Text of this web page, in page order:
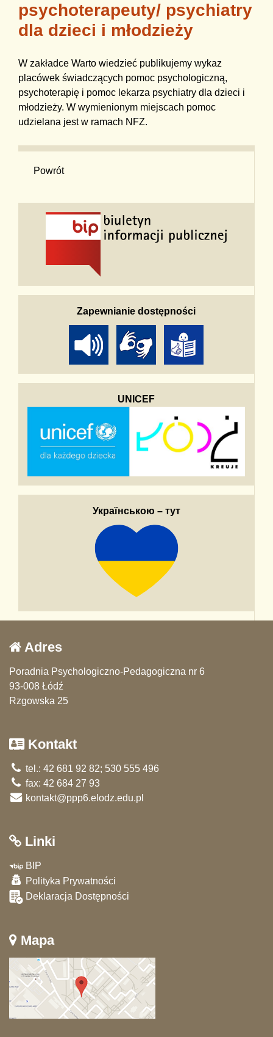
psychoterapeuty/ psychiatry
dla dzieci i młodzieży
W zakładce Warto wiedzieć publikujemy wykaz
placówek świadczących pomoc psychologiczną,
psychoterapię i pomoc lekarza psychiatry dla dzieci i
młodzieży. W wymienionym miejscach pomoc
udzielana jest w ramach NFZ.
Powrót
Zapewnianie dostępności
UNICEF
Українською – тут
Adres
Poradnia Psychologiczno-Pedagogiczna nr 6
93-008 Łódź
Rzgowska 25
Kontakt
tel.: 42 681 92 82; 530 555 496
fax: 42 684 27 93
kontakt@ppp6.elodz.edu.pl
Linki
BIP
Polityka Prywatności
Deklaracja Dostępności
Mapa